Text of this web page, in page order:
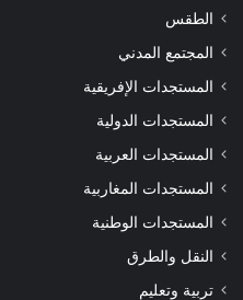
الطقس
المجتمع المدني
المستجدات الإفريقية
المستجدات الدولية
المستجدات العربية
المستجدات المغاربية
المستجدات الوطنية
النقل والطرق
تربية وتعليم